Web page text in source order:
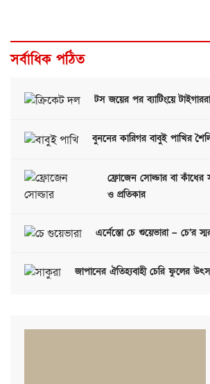
সর্বাধিক পঠিত
টস জয়ের পর ব্যাটিংয়ে টাইগাররা
বুননের কারিগর বাবুই পাখির
ফ্রোজেন সোল্ডার বা কাঁধের
ও প্রতিকার
এর্নেস্তো চে গুয়েভারা – চে’র
জাপানের ঐতিহ্যবাহী চেরি ফুলের